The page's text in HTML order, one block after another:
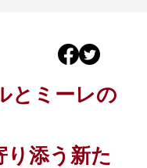
とミーレの
り添う新た